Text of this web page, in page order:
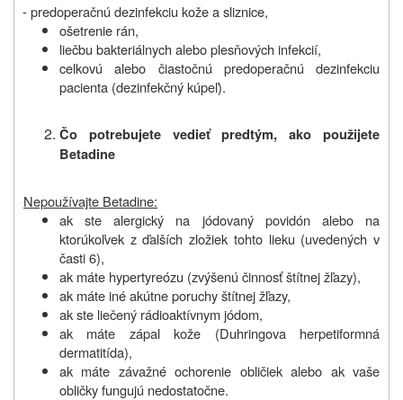
- predoperačnú dezinfekciu kože a sliznice,
ošetrenie rán,
liečbu bakteriálnych alebo plesňových infekcií,
celkovú alebo čiastočnú predoperačnú dezinfekciu
pacienta (dezinfekčný kúpeľ).
Čo potrebujete vedieť predtým, ako použijete
Betadine
Nepoužívajte Betadine:
ak ste alergický na jódovaný povidón alebo na
ktorúkoľvek z ďalších zložiek tohto lieku (uvedených v
časti 6),
ak máte hypertyreózu (zvýšenú činnosť štítnej žľazy),
ak máte iné akútne poruchy štítnej žľazy,
ak ste liečený rádioaktívnym jódom,
ak máte zápal kože (Duhringova herpetiformná
dermatitída),
ak máte závažné ochorenie obličiek alebo ak vaše
obličky fungujú nedostatočne.